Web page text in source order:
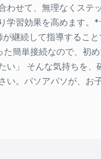
わせて、無理なくステ
学習効果を高めます。
継続して指導するこ
簡単接続なので、初
い」 そんな気持ちを
い。パソアパソが、お